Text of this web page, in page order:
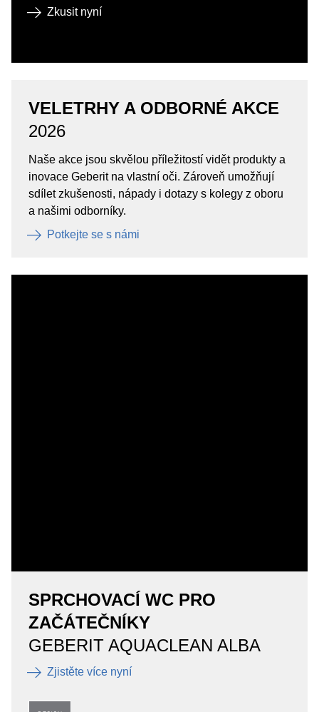
Zkusit nyní
VELETRHY A ODBORNÉ AKCE
2026
Naše akce jsou skvělou příležitostí vidět produkty a
inovace Geberit na vlastní oči. Zároveň umožňují
sdílet zkušenosti, nápady i dotazy s kolegy z oboru
a našimi odborníky.
Potkejte se s námi
SPRCHOVACÍ WC PRO
ZAČÁTEČNÍKY
GEBERIT AQUACLEAN ALBA
Zjistěte více nyní